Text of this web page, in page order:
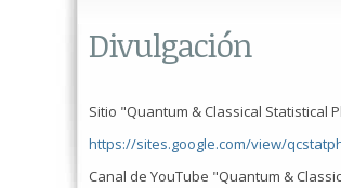
Divulgación
Sitio "Quantum & Classical Statistical
https://sites.google.com/view/
Canal de YouTube "Quantum &